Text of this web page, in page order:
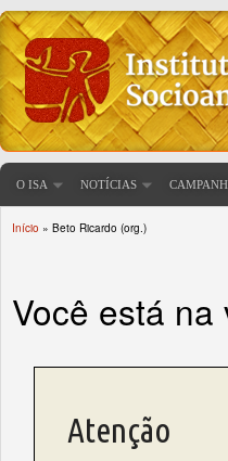
O ISA NOTÍCIAS
Início » Beto Ricardo (org.)
Você está
Atenção